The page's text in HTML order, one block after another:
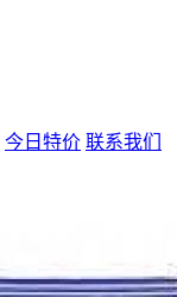
今日特价 联系我们